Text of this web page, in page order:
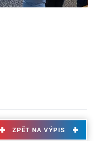
ZPĚT NA VÝPIS